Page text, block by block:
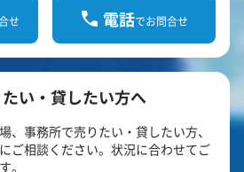
せ 電話でお問合せ
い・貸したい方へ
、事務所で売りたい・貸したい方、
ご相談ください。状況に合わせてご
。